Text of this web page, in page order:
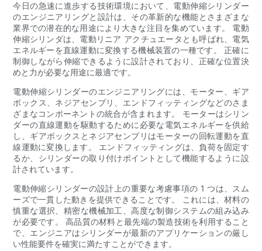
今日の急速に進歩する技術環境において、電動伸縮シリンダー
のエンジニアリングと設計は、その革新的な機能とさまざまな
業界での潜在的な用途により大きな注目を集めています。 電動
伸縮シリンダは、電動リニア アクチュエータとも呼ばれ、電気
エネルギーを直線運動に変換する機械装置の一種です。 正確に
制御しながら伸縮できるように設計されており、正確な位置決
めと力が必要な用途に最適です。
電動伸縮シリンダーのエンジニアリングには、モーター、ギア
ボックス、ネジアセンブリ、エンドフィッティングなどのさま
ざまなコンポーネントの統合が含まれます。 モーターはシリン
ダーの直線運動を駆動するために必要な電気エネルギーを供給
し、ギアボックスとネジアセンブリはモーターの回転運動を直
線運動に変換します。 エンドフィッティングは、負荷を固定す
るか、シリンダーの取り付けポイントとして機能するように設
計されています。
電動伸縮シリンダーの設計上の重要な考慮事項の 1 つは、スム
ーズで一貫した動きを提供できることです。 これには、材料の
慎重な選択、精密な機械加工、高度な制御システムの組み込み
が必要です。 高品質の材料と最先端の製造技術を利用すること
で、エンジニアはシリンダーが最新のアプリケーションの厳し
い性能要件を確実に満たすことができます。